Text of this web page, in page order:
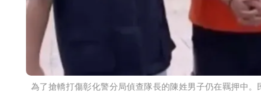
為了搶轎打傷彰化警分局偵查隊長的陳姓男子仍在羈押中。